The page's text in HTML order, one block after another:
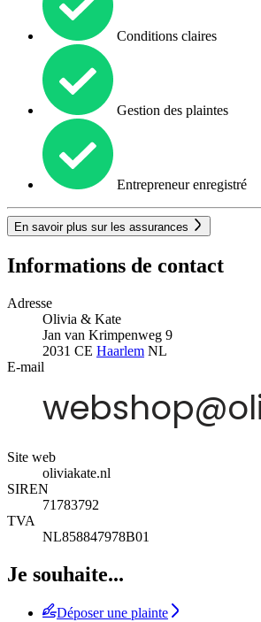
Conditions claires
Gestion des plaintes
Entrepreneur enregistré
En savoir plus sur les assurances
Informations de contact
Adresse
Olivia & Kate
Jan van Krimpenweg 9
2031 CE Haarlem NL
E-mail
Site web
oliviakate.nl
SIREN
71783792
TVA
NL858847978B01
Je souhaite...
Déposer une plainte